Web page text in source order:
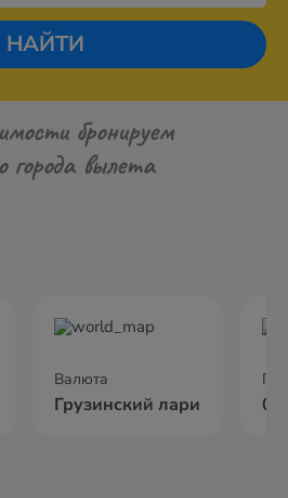
НАЙТИ
бронируем
города вылета
Валюта
Грузинский лари